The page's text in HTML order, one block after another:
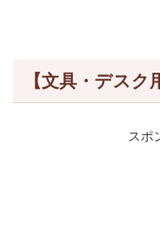
【文具・デスク
スポ